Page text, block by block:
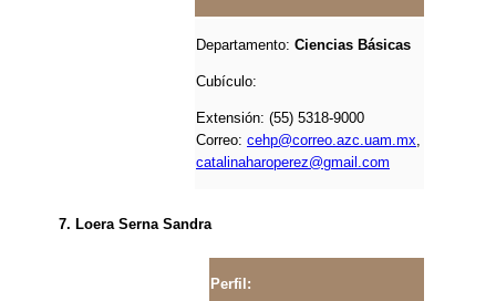
Departamento: Ciencias Básicas
Cubículo:
Extensión: (55) 5318-9000
Correo: cehp@correo.azc.uam.mx,
catalinaharoperez@gmail.com
7. Loera Serna Sandra
Perfil: